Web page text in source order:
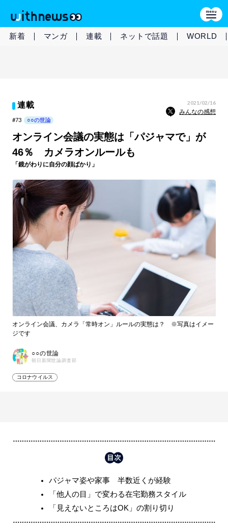
新着 マンガ 連載 ネットで話題 WORLD
連載 2021/02/16
みんなの感想
#73 ○○の世論
オンライン会議の実態は「パジャマで」が
46％ カメラオンルールも
「鏡がわりに自分の顔ばかり」
オンライン会議、カメラ「常時オン」ルールの実態は？ ※写真はイメー
ジです
○○の世論
朝日新聞世論調査部
コロナウイルス
パジャマ姿や家事 半数近くが経験
「他人の目」で変わる在宅勤務スタイル
「見えないところはOK」の割り切り